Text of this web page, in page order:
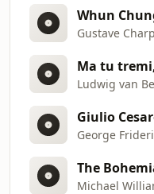
Whun
The